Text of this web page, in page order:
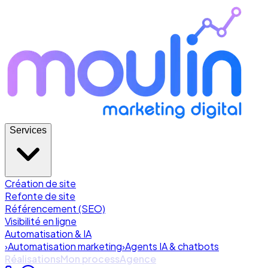
Services
Création de site
Refonte de site
Référencement (SEO)
Visibilité en ligne
Automatisation & IA
›Automatisation marketing›Agents IA & chatbots
RéalisationsMon processAgence